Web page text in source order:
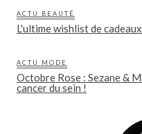
ACTU BEAUTÉ
L'ultime wishlist de
ACTU MODE
Octobre Rose : Sezane &
cancer du sein !